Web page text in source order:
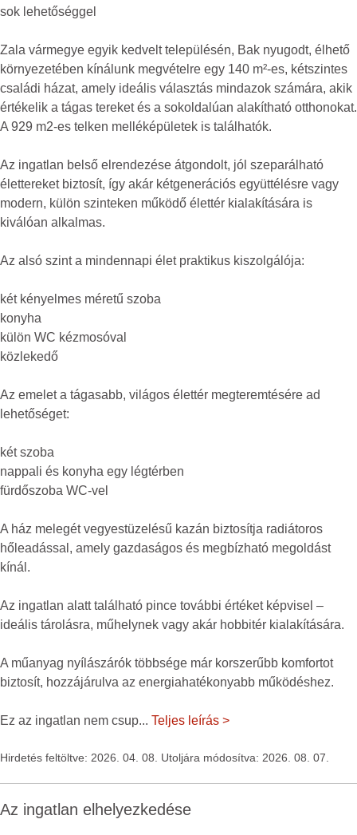
sok lehetőséggel
Zala vármegye egyik kedvelt településén, Bak nyugodt, élhető
környezetében kínálunk megvételre egy 140 m²-es, kétszintes
családi házat, amely ideális választás mindazok számára, akik
értékelik a tágas tereket és a sokoldalúan alakítható otthonokat.
A 929 m2-es telken melléképületek is találhatók.
Az ingatlan belső elrendezése átgondolt, jól szeparálható
élettereket biztosít, így akár kétgenerációs együttélésre vagy
modern, külön szinteken működő élettér kialakítására is
kiválóan alkalmas.
Az alsó szint a mindennapi élet praktikus kiszolgálója:
két kényelmes méretű szoba
konyha
külön WC kézmosóval
közlekedő
Az emelet a tágasabb, világos élettér megteremtésére ad
lehetőséget:
két szoba
nappali és konyha egy légtérben
fürdőszoba WC-vel
A ház melegét vegyestüzelésű kazán biztosítja radiátoros
hőleadással, amely gazdaságos és megbízható megoldást
kínál.
Az ingatlan alatt található pince további értéket képvisel –
ideális tárolásra, műhelynek vagy akár hobbitér kialakítására.
A műanyag nyílászárók többsége már korszerűbb komfortot
biztosít, hozzájárulva az energiahatékonyabb működéshez.
Ez az ingatlan nem csup... Teljes leírás >
Hirdetés feltöltve: 2026. 04. 08. Utoljára módosítva: 2026. 08. 07.
Az ingatlan elhelyezkedése